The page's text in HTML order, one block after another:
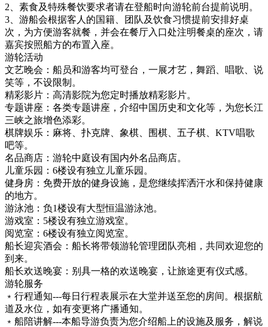
2、素食及特殊餐饮要求者请在登船时向游轮前台提前说明。
3、游船会根据客人的国籍、团队及饮食习惯提前安排好桌
次，为方便游客就餐，并会在餐厅入口处注明餐桌的座次，请
嘉宾按照船方的布置入座。
游轮活动
文艺晚会：船员和游客均可登台，一展才艺，舞蹈、唱歌、说
笑等，不设限制。
精彩影片：高清影院为您定时播放精彩影片。
专题讲座：各类专题讲座，介绍中国历史和文化等，为您长江
三峡之旅增色添彩。
棋牌娱乐：麻将、扑克牌、象棋、围棋、五子棋、KTV唱歌
吧等。
名品商店：游轮中庭设有国内外名品商店。
儿童乐园：6楼设有独立儿童乐园。
健身房：免费开放的健身设施，是您继续挥洒汗水和保持健康
的地方。
游泳池：负1楼设有大型恒温游泳池。
游戏室：5楼设有独立游戏室。
阅览室：6楼设有独立阅览室。
船长迎宾酒会：船长将带领游轮管理团队亮相，共同欢迎您的
到来。
船长欢送晚宴：别具一格的欢送晚宴，让旅途更有仪式感。
游轮服务
﹡行程通知---每日行程表展示在大堂并送至您的房间。根据航
道及水位，如有变更将广播通知。
﹡船陪讲解---本船导游负责为您介绍船上的设施及服务，解说